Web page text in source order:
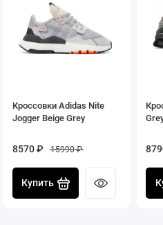
Кроссовки Adidas Nite
Jogger Beige Grey
8570 ₽ 15990 ₽
Купить